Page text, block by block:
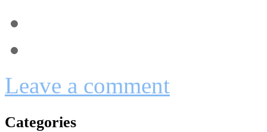
Leave a comment
Categories